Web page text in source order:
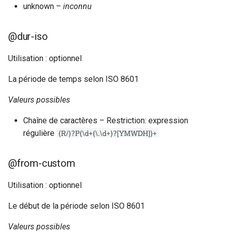
Sections des Guidelines de la
Sections des Guidelines de la
unknown – inconnu
@dur-iso
Utilisation : optionnel
La période de temps selon ISO 8601
Valeurs possibles
Chaîne de caractères – Restriction: expression
régulière (R/)?P(\d+(\.\d+)?[YMWDH])+
@from-custom
Utilisation : optionnel
Le début de la période selon ISO 8601
Valeurs possibles